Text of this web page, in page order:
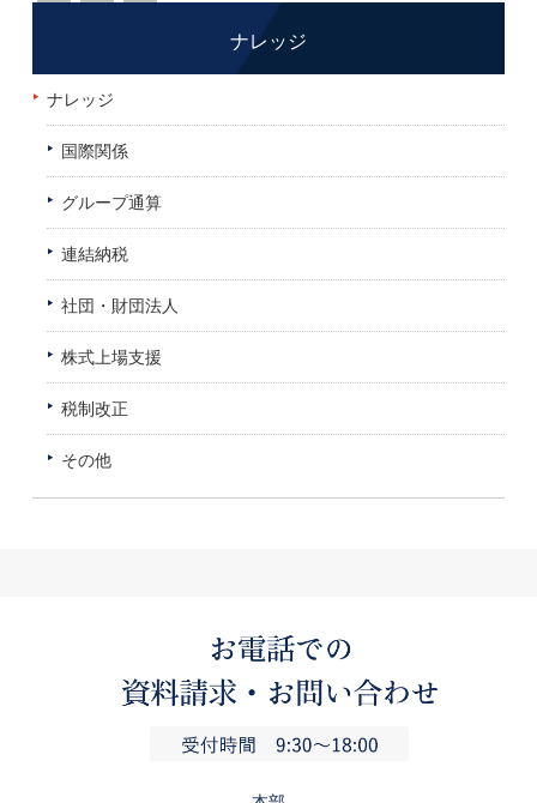
ナレッジ
ナレッジ
国際関係
グループ通算
連結納税
社団・財団法人
株式上場支援
税制改正
その他